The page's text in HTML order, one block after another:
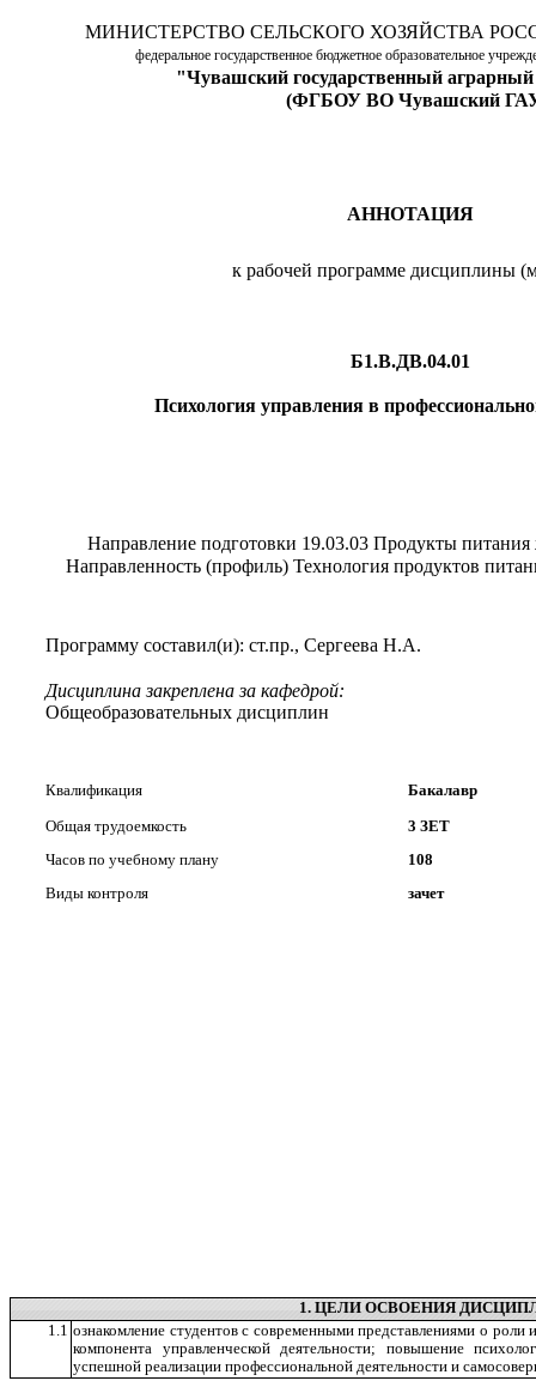
МИНИСТЕРСТВО СЕЛЬСКОГО ХОЗЯЙСТВА
федеральное государственное бюджетное образовательное
"Чувашский государственный аграрный
(ФГБОУ ВО Чувашский
к рабочей программе дисциплины
АННОТАЦИЯ
Б1.В.ДВ.04.01
Психология управления в
Направление подготовки 19.03.03 Продукты
Направленность (профиль) Технология продуктов
зачет
Виды контроля
Общая трудоемкость
Часов по учебному плану
3 ЗЕТ
Квалификация Бакалавр
108
Дисциплина закреплена за кафедрой:
Общеобразовательных дисциплин
Программу составил(и): ст.пр., Сергеева Н.А.
1. ЦЕЛИ ОСВОЕНИЯ
1.1 ознакомление студентов с современными представлениями о
компонента управленческой деятельности; повышение
успешной реализации профессиональной деятельности и